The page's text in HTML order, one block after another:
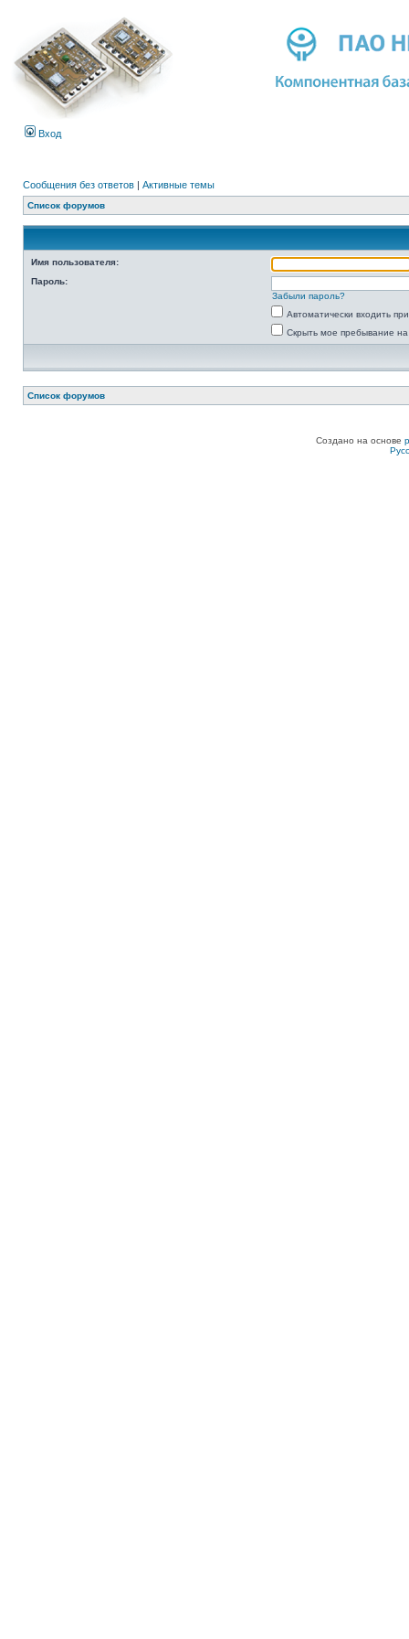
Вход
Сообщения без ответов | Активные темы
Список форумов
Имя пользователя:
Пароль:
Забыли пароль?
Автоматически входить
Скрыть мое пребывание
Список форумов
Создано на основе